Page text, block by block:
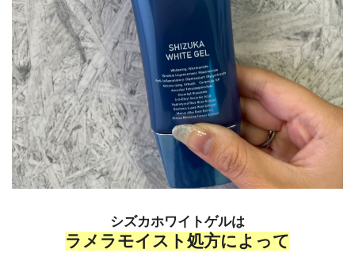
シズカホワイトゲルは
ラメラモイスト処方によって